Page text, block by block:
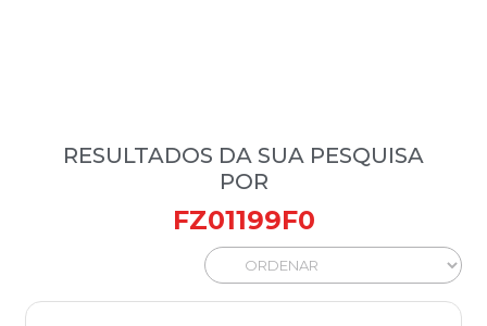
RESULTADOS DA SUA PESQUISA
POR
FZ01199F0